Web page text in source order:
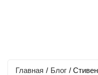
Главная / Блог /